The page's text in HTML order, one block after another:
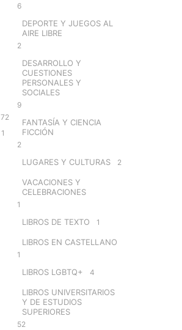
72
1
6
DEPORTE Y JUEGOS AL
AIRE LIBRE
2
DESARROLLO Y
CUESTIONES
PERSONALES Y
SOCIALES
9
FANTASÍA Y CIENCIA
FICCIÓN
2
LUGARES Y CULTURAS 2
VACACIONES Y
CELEBRACIONES
1
LIBROS DE TEXTO 1
LIBROS EN CASTELLANO
1
LIBROS LGBTQ+ 4
LIBROS UNIVERSITARIOS
Y DE ESTUDIOS
SUPERIORES
52